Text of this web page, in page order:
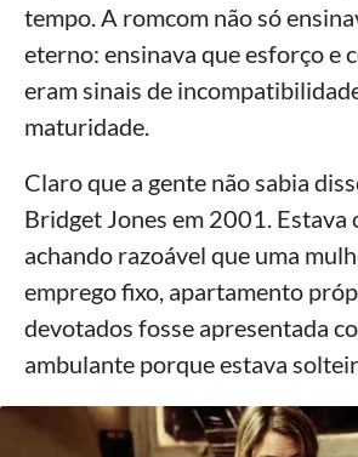
tempo. A romcom não só
eterno: ensinava que esforço e
eram sinais de
maturidade.
Claro que a gente não sabia
Bridget Jones em 2001. Estava
achando razoável que uma
emprego fixo, apartamento
devotados fosse apresentada
ambulante porque estava